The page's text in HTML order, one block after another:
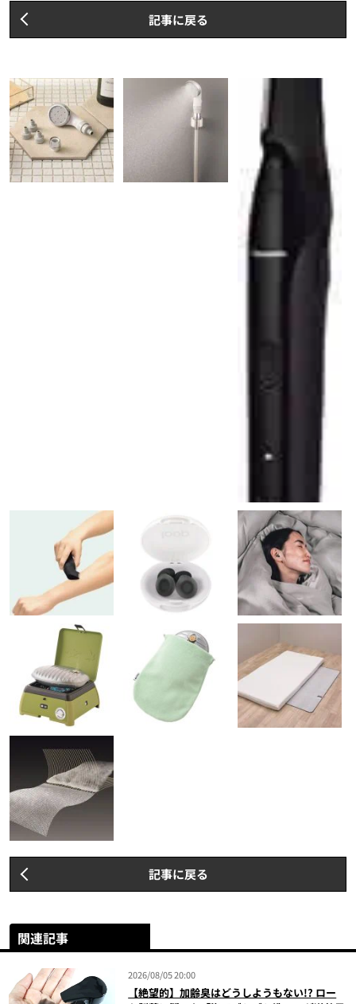
記事に戻る
記事に戻る
関連記事
2026/08/05 20:00
【絶望的】加齢臭はどうしようもない!? ロー